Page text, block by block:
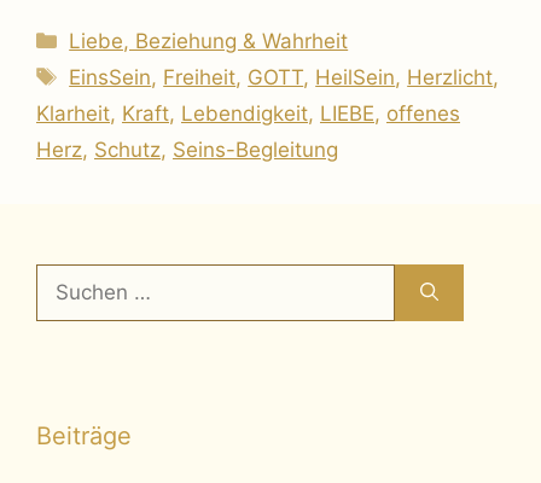
Kategorien
Liebe, Beziehung & Wahrheit
Schlagwörter
EinsSein, Freiheit, GOTT, HeilSein, Herzlicht,
Klarheit, Kraft, Lebendigkeit, LIEBE, offenes
Herz, Schutz, Seins-Begleitung
nach:
Beiträge